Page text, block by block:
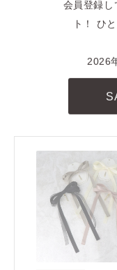
商品に
会員登録し
ト！ ひ
2026